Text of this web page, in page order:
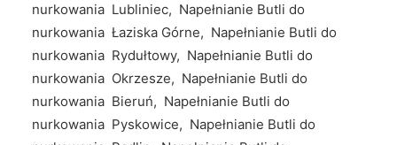
nurkowania Lubliniec, Napełnianie Butli do
nurkowania Łaziska Górne, Napełnianie Butli do
nurkowania Rydułtowy, Napełnianie Butli do
nurkowania Okrzesze, Napełnianie Butli do
nurkowania Bieruń, Napełnianie Butli do
nurkowania Pyskowice, Napełnianie Butli do